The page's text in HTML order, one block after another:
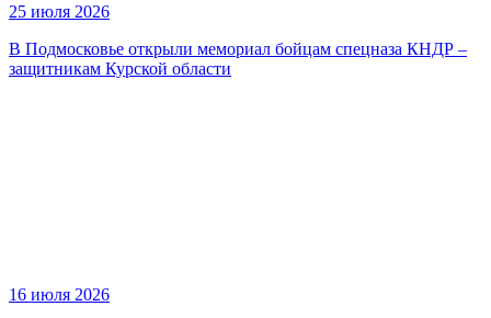
25 июля 2026
В Подмосковье открыли мемориал бойцам спецназа КНДР –
защитникам Курской области
16 июля 2026